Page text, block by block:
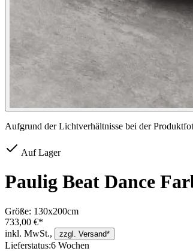
Aufgrund der Lichtverhältnisse bei der
Auf Lager
Paulig Beat Dance
Größe: 130x200cm
733,00 €*
inkl. MwSt.,
zzgl. Versand*
Lieferstatus:6 Wochen